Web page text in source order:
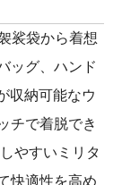
裟袋から着想
ッグ、ハンド
収納可能なウ
チで着脱でき
やすいミリタ
快適性を高め